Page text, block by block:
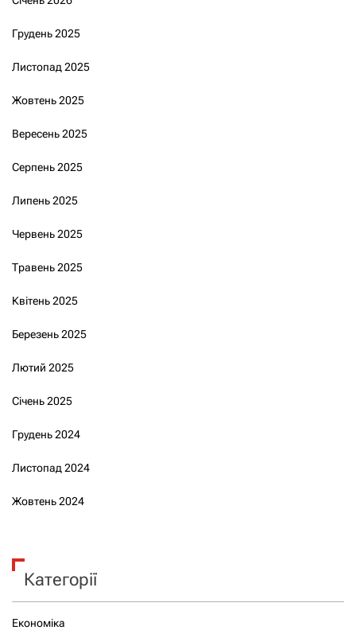
Грудень 2025
Листопад 2025
Жовтень 2025
Вересень 2025
Серпень 2025
Липень 2025
Червень 2025
Травень 2025
Квітень 2025
Березень 2025
Лютий 2025
Січень 2025
Грудень 2024
Листопад 2024
Жовтень 2024
Категорії
Економіка